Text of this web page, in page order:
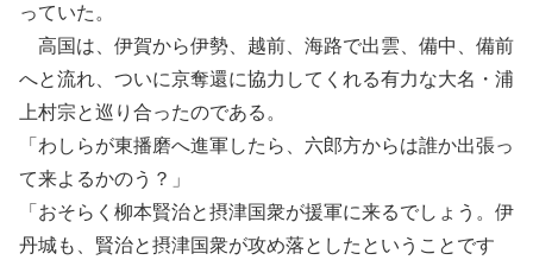
っていた。
高国は、伊賀から伊勢、越前、海路で出雲、備中、備前
へと流れ、ついに京奪還に協力してくれる有力な大名・浦
上村宗と巡り合ったのである。
「わしらが東播磨へ進軍したら、六郎方からは誰か出張っ
て来よるかのう？」
「おそらく柳本賢治と摂津国衆が援軍に来るでしょう。伊
丹城も、賢治と摂津国衆が攻め落としたということです